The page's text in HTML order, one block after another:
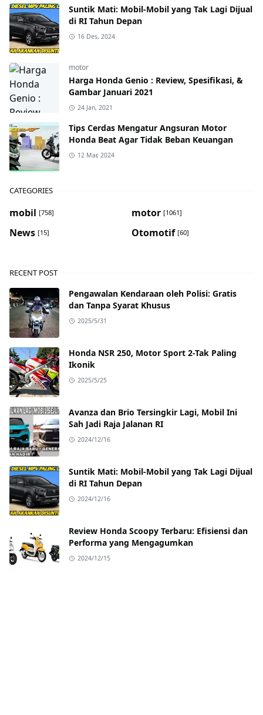
Suntik Mati: Mobil-Mobil yang Tak Lagi Dijual
di RI Tahun Depan
16 Des, 2024
motor
Harga Honda Genio : Review, Spesifikasi, &
Gambar Januari 2021
24 Jan, 2021
Tips Cerdas Mengatur Angsuran Motor
Honda Beat Agar Tidak Beban Keuangan
12 Mar, 2024
CATEGORIES
mobil [758] motor [1061]
News [15] Otomotif [60]
RECENT POST
Pengawalan Kendaraan oleh Polisi: Gratis
dan Tanpa Syarat Khusus
2025/5/31
Honda NSR 250, Motor Sport 2-Tak Paling
Ikonik
2025/5/25
Avanza dan Brio Tersingkir Lagi, Mobil Ini
Sah Jadi Raja Jalanan RI
2024/12/16
Suntik Mati: Mobil-Mobil yang Tak Lagi Dijual
di RI Tahun Depan
2024/12/16
Review Honda Scoopy Terbaru: Efisiensi dan
Performa yang Mengagumkan
2024/12/15